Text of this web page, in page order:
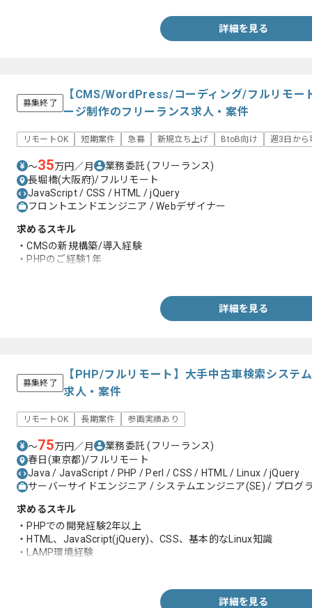
詳細を見る
募集終了
【CMS/WordPress/コーディング/フルリモー
ージ制作のフリーランス求人・案件
リモートOK 短期案件 急募 新規立ち上げ BtoB向け 週3日から
〜35万円／月 業務委託(フリーランス)
長堀橋(大阪府)/フルリモート
JavaScript / CSS / HTML / jQuery
フロントエンドエンジニア / Webデザイナー
求めるスキル
・CMSの新規構築/導入経験
・PHPのご経験1年
詳細を見る
募集終了
【PHP/フルリモート】大手中古車検索システ
求人・案件
リモートOK 長期案件 参画実績あり
〜75万円／月 業務委託(フリーランス)
春日(東京都)/フルリモート
Java / JavaScript / PHP / Perl / CSS / HTML / Linux / jQuery
サーバーサイドエンジニア / システムエンジニア(SE) / プログ
求めるスキル
・PHPでの開発経験2年以上
・HTML、JavaScript(jQuery)、CSS、基本的なLinux知識
・LAMP環境経験
詳細を見る